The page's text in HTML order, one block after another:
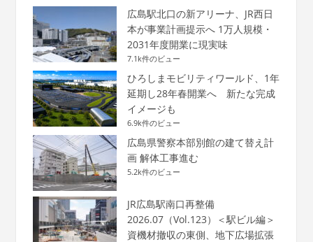
広島駅北口の新アリーナ、JR西日
本が事業計画提示へ 1万人規模・
2031年度開業に現実味
7.1k件のビュー
ひろしまモビリティワールド、1年
延期し28年春開業へ 新たな完成
イメージも
6.9k件のビュー
広島県警察本部別館の建て替え計
画 解体工事進む
5.2k件のビュー
JR広島駅南口再整備
2026.07（Vol.123）＜駅ビル編＞
資機材撤収の東側、地下広場拡張